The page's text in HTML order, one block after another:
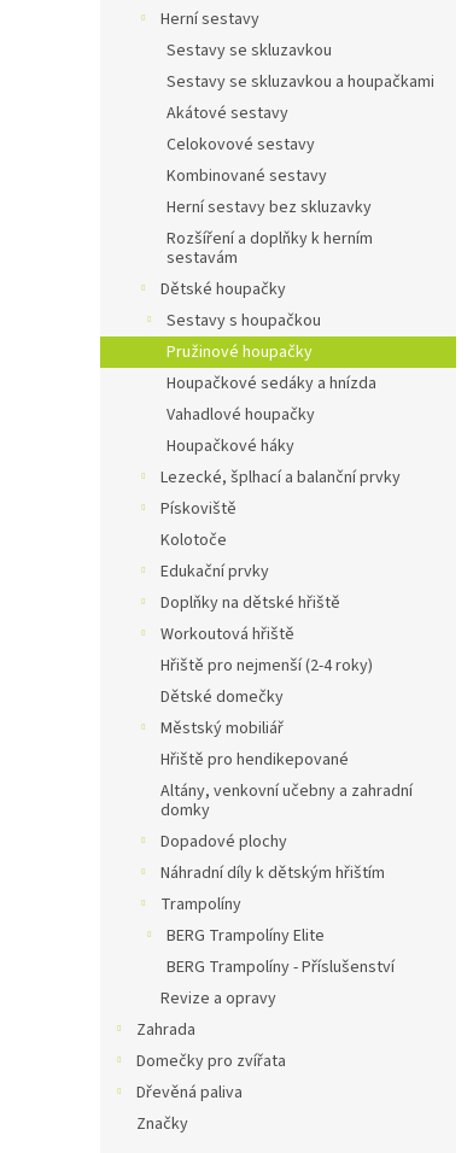
Herní sestavy
Sestavy se skluzavkou
Sestavy se skluzavkou a houpačkami
Akátové sestavy
Celokovové sestavy
Kombinované sestavy
Herní sestavy bez skluzavky
Rozšíření a doplňky k herním
sestavám
Dětské houpačky
Sestavy s houpačkou
Pružinové houpačky
Houpačkové sedáky a hnízda
Vahadlové houpačky
Houpačkové háky
Lezecké, šplhací a balanční prvky
Pískoviště
Kolotoče
Edukační prvky
Doplňky na dětské hřiště
Workoutová hřiště
Hřiště pro nejmenší (2-4 roky)
Dětské domečky
Městský mobiliář
Hřiště pro hendikepované
Altány, venkovní učebny a zahradní
domky
Dopadové plochy
Náhradní díly k dětským hřištím
Trampolíny
BERG Trampolíny Elite
BERG Trampolíny - Příslušenství
Revize a opravy
Zahrada
Domečky pro zvířata
Dřevěná paliva
Značky